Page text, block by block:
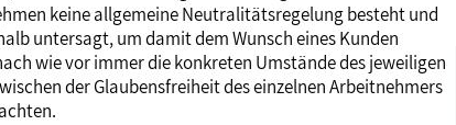
keine allgemeine Neutralitätsregelung besteht und
untersagt, um damit dem Wunsch eines Kunden
wie vor immer die konkreten Umstände des jeweiligen
der Glaubensfreiheit des einzelnen Arbeitnehmers